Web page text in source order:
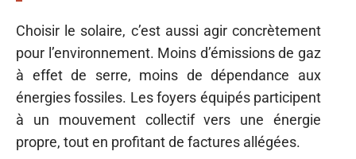
Choisir le solaire, c’est aussi agir concrètement
pour l’environnement. Moins d’émissions de gaz
à effet de serre, moins de dépendance aux
énergies fossiles. Les foyers équipés participent
à un mouvement collectif vers une énergie
propre, tout en profitant de factures allégées.